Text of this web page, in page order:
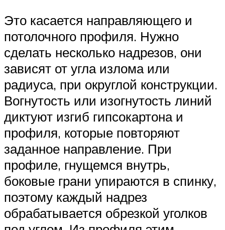
Это касается направляющего и
потолочного профиля. Нужно
сделать несколько надрезов, они
зависят от угла излома или
радиуса, при округлой конструкции.
Вогнутость или изогнутость линий
диктуют изгиб гипсокартона и
профиля, которые повторяют
заданное направление. При
профиле, гнущемся внутрь,
боковые грани упираются в спинку,
поэтому каждый надрез
обрабатывается обрезкой уголков